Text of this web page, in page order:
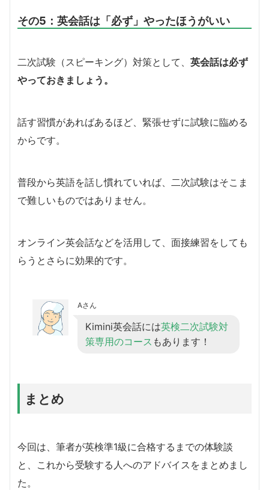
その5：英会話は「必ず」やったほうがいい
二次試験（スピーキング）対策として、 英会話は必ず
やっておきましょう。
話す習慣があればあるほど、緊張せずに試験に臨める
からです。
普段から英語を話し慣れていれば、二次試験はそこま
で難しいものではありません。
オンライン英会話などを活用して、面接練習をしても
らうとさらに効果的です。
Aさん
Kimini英会話には英検二次試験対
策専用のコース もあります！
まとめ
今回は、筆者が英検準1級に合格するまでの体験談
と、これから受験する人へのアドバイスをまとめまし
た。